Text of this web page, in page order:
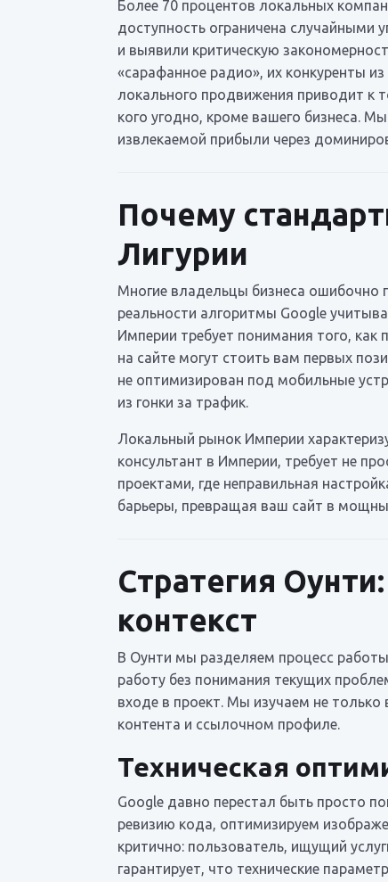
Более 70 процентов локальных
доступность ограничена
и выявили критическую
«сарафанное радио», их конкуренты
локального продвижения приводит к
кого угодно, кроме вашего бизнеса.
извлекаемой прибыли через
Почему
Лигурии
Многие владельцы бизнеса ошибочно
реальности алгоритмы Google
Империи требует понимания того,
на сайте могут стоить вам первых
не оптимизирован под мобильные
из гонки за трафик.
Локальный рынок Империи
консультант в Империи, требует не
проектами, где неправильная
барьеры, превращая ваш сайт в
Стратегия
контекст
В Оунти мы разделяем процесс
работу без понимания текущих
входе в проект. Мы изучаем не только
контента и ссылочном профиле.
Техническая
Google давно перестал быть просто
ревизию кода, оптимизируем
критично: пользователь, ищущий
гарантирует, что технические